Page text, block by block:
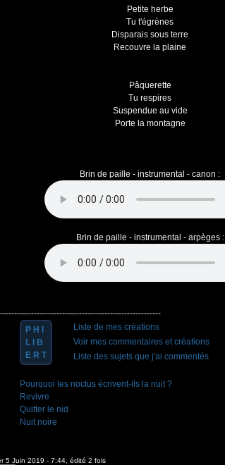
Petite herbe
Tu t'égrènes
Disparais sous terre
Recouvre la plaine
Pâquerette
Tu respires
Suspendue au vide
Porte la montagne
Brin de paille - instrumental - canon :
Brin de paille - instrumental - arpèges :
P H I
L I B
E R T
Liste de mes créations
Voir mes commentaires et créations
Liste des sujets que j'ai commentés
Pourquoi les noctus écrivent-ils la nuit ?
Revivre
Quitter le nid
Nuit noire
5 Juin 2019 - 7:44, édité 2 fois